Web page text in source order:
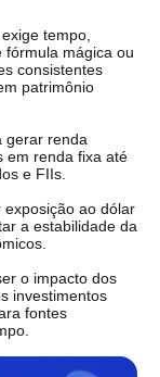
tempo,
fórmula mágica ou
consistentes
patrimônio
gerar renda
em renda fixa até
e FIIs.
ao dólar
a estabilidade da
o impacto dos
investimentos
fontes